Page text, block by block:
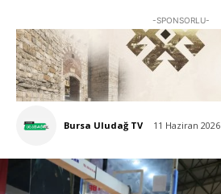
-SPONSORLU-
Bursa Uludağ TV 11 Haziran 2026